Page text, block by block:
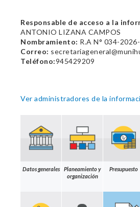
Responsable de acceso a la
ANTONIO LIZANA CAMPOS
Nombramiento: R.A N° 034-
Correo:
Teléfono:945429209
Ver administradores de la
Datos generales
Planeamiento y
organización
Presupuesto